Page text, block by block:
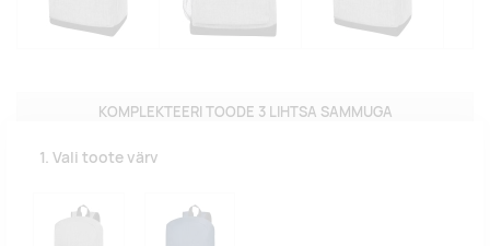
KOMPLEKTEERI TOODE 3 LIHTSA SAMMUGA
1. Vali toote värv